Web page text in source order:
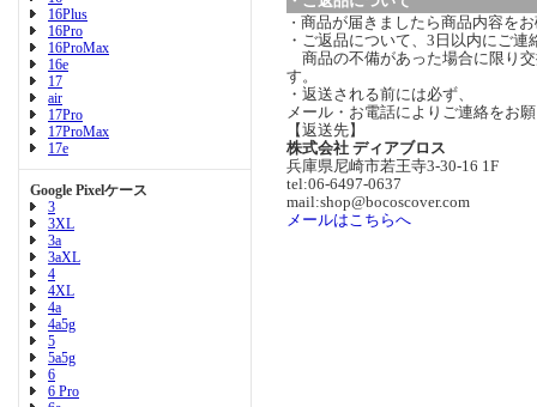
16Plus
16Pro
16ProMax
16e
17
air
17Pro
17ProMax
17e
Google Pixelケース
3
3XL
3a
3aXL
4
4XL
4a
4a5g
5
5a5g
6
6 Pro
・ 商品が届きましたら商品内容を
・ご返品について、3日以内にご連
商品の不備があった場合に限り
す。
・返送される前には必ず、
メール・お電話によりご連絡をお
【返送先】
株式会社 ディアブロス
兵庫県尼崎市若王寺3-30-16 1F
tel:06-6497-0637
mail:shop@bocoscover.com
メールはこちらへ